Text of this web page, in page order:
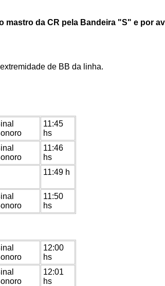
da CR pela Bandeira "S" e por
de BB da linha.
11:45
hs
11:46
hs
11:49 h
11:50
hs
12:00
hs
12:01
hs